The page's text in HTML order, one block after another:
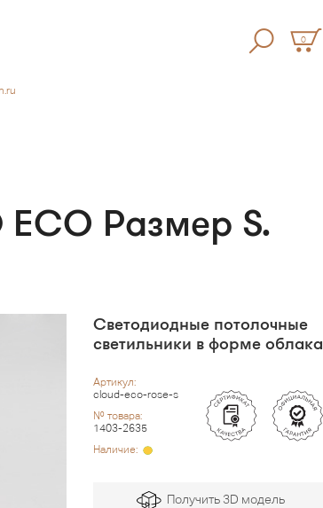
0
ECO Размер S.
Светодиодные потолочные
светильники в форме облака
Артикул:
cloud-eco-rose-s
№ товара:
1403-2635
Наличие:
Получить 3D модель